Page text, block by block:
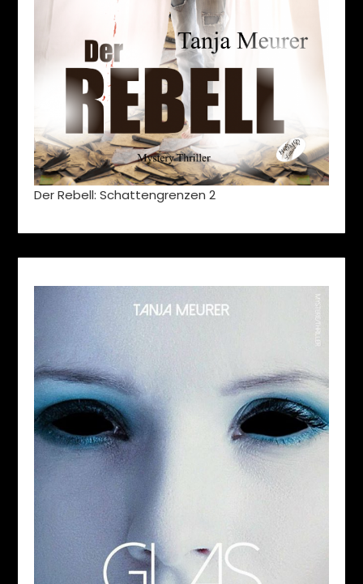
Der Rebell: Schattengrenzen 2